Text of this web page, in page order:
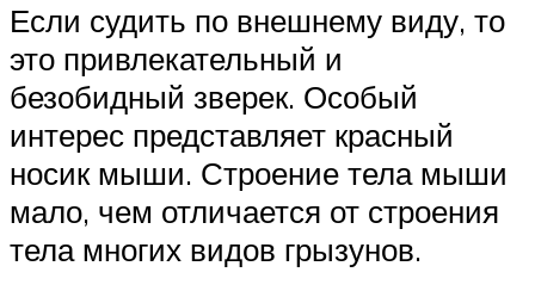
Если судить по внешнему виду, то
это привлекательный и
безобидный зверек. Особый
интерес представляет красный
носик мыши. Строение тела мыши
мало, чем отличается от строения
тела многих видов грызунов.